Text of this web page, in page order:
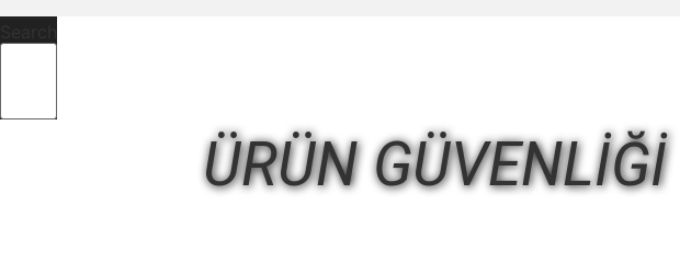
ÜRÜN GÜVENLİĞİ